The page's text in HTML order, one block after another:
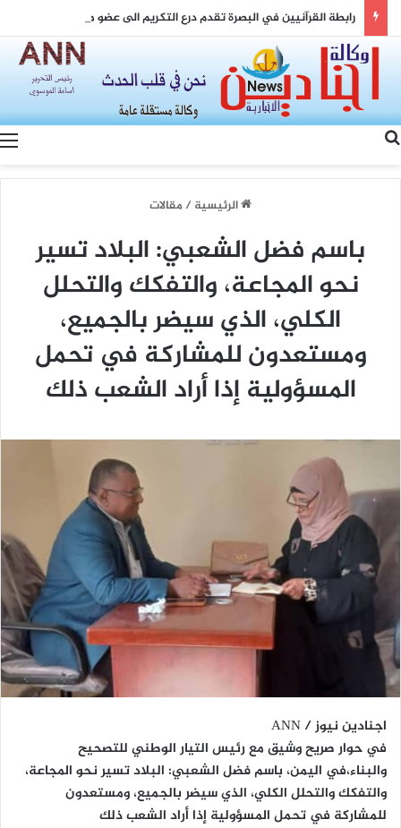
الرئيسية/مقالات
باسم فضل الشعبي: البلاد تسير
نحو المجاعة، والتفكك والتحلل
الكلي، الذي سيضر بالجميع،
ومستعدون للمشاركة في تحمل
المسؤولية إذا أراد الشعب ذلك
اجنادين نيوز / ANN
في حوار صريح وشيق مع رئيس التيار الوطني للتصحيح
والبناء،في اليمن، باسم فضل الشعبي: البلاد تسير نحو المجاعة،
والتفكك والتحلل الكلي، الذي سيضر بالجميع، ومستعدون
للمشاركة في تحمل المسؤولية إذا أراد الشعب ذلك